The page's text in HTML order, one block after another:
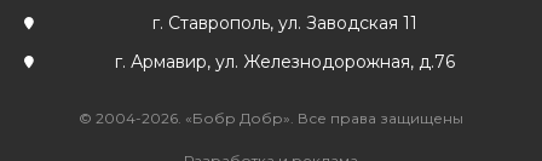
г. Ставрополь, ул. Заводская 11
г. Армавир, ул. Железнодорожная, д.76
© 2004-2026. «Бобр Добр». Все права защищены